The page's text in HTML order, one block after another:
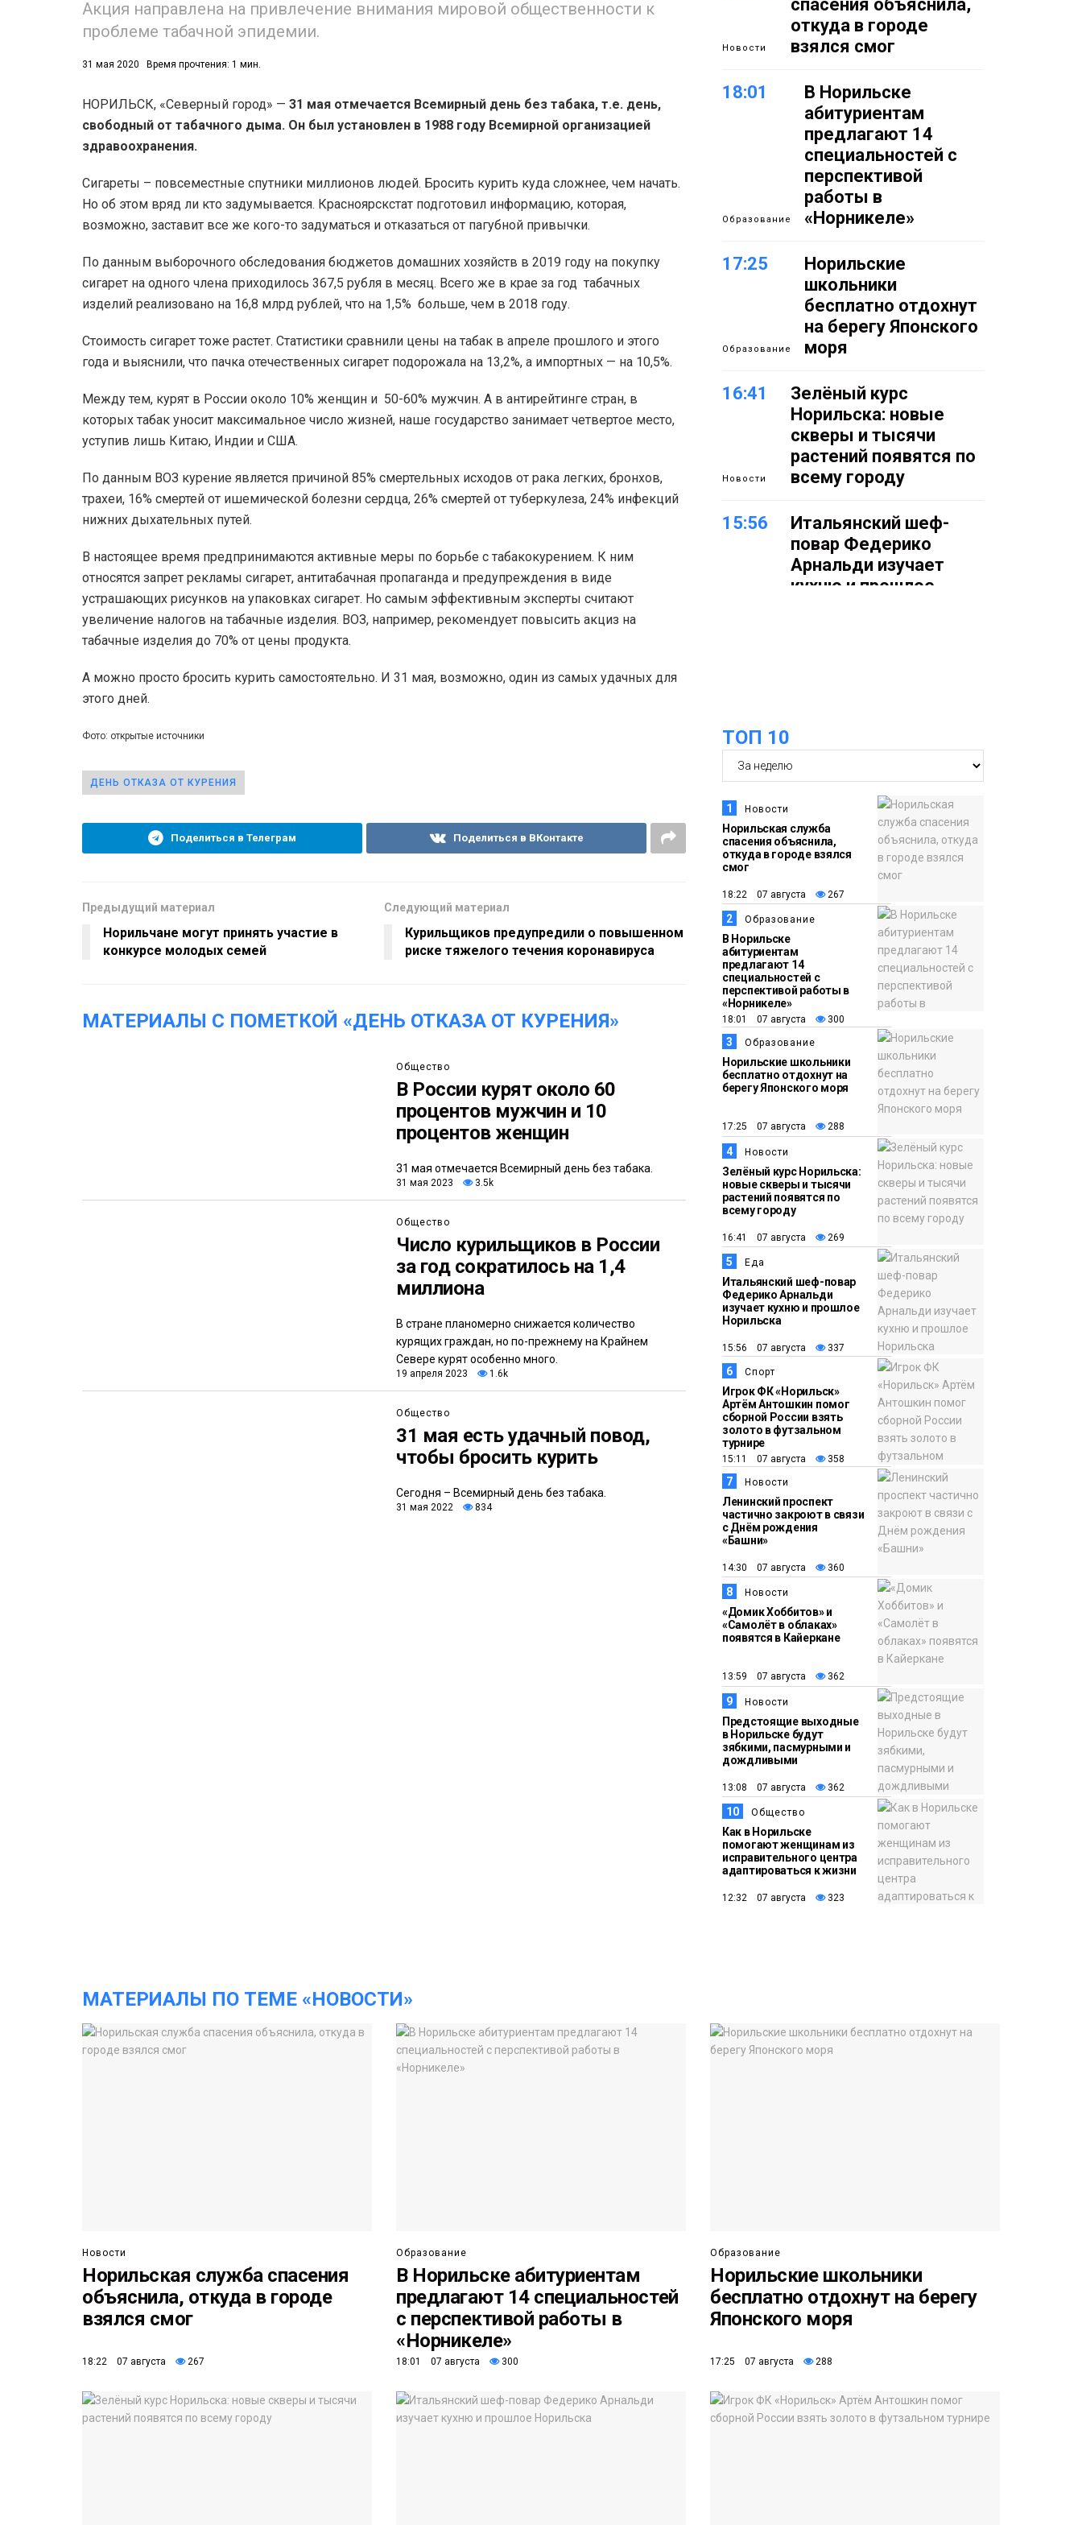
Акция направлена на привлечение внимания мировой общественности к
проблеме табачной эпидемии.
31 мая 2020 Время прочтения: 1 мин.
НОРИЛЬСК, «Северный город» — 31 мая отмечается Всемирный день без табака, т.е. день,
свободный от табачного дыма. Он был установлен в 1988 году Всемирной организацией
здравоохранения.
Сигареты – повсеместные спутники миллионов людей. Бросить курить куда сложнее, чем начать.
Но об этом вряд ли кто задумывается. Красноярскстат подготовил информацию, которая,
возможно, заставит все же кого-то задуматься и отказаться от пагубной привычки.
По данным выборочного обследования бюджетов домашних хозяйств в 2019 году на покупку
сигарет на одного члена приходилось 367,5 рубля в месяц. Всего же в крае за год табачных
изделий реализовано на 16,8 млрд рублей, что на 1,5% больше, чем в 2018 году.
Стоимость сигарет тоже растет. Статистики сравнили цены на табак в апреле прошлого и этого
года и выяснили, что пачка отечественных сигарет подорожала на 13,2%, а импортных — на 10,5%.
Между тем, курят в России около 10% женщин и 50-60% мужчин. А в антирейтинге стран, в
которых табак уносит максимальное число жизней, наше государство занимает четвертое место,
уступив лишь Китаю, Индии и США.
По данным ВОЗ курение является причиной 85% смертельных исходов от рака легких, бронхов,
трахеи, 16% смертей от ишемической болезни сердца, 26% смертей от туберкулеза, 24% инфекций
нижних дыхательных путей.
В настоящее время предпринимаются активные меры по борьбе с табакокурением. К ним
относятся запрет рекламы сигарет, антитабачная пропаганда и предупреждения в виде
устрашающих рисунков на упаковках сигарет. Но самым эффективным эксперты считают
увеличение налогов на табачные изделия. ВОЗ, например, рекомендует повысить акциз на
табачные изделия до 70% от цены продукта.
А можно просто бросить курить самостоятельно. И 31 мая, возможно, один из самых удачных для
этого дней.
Фото: открытые источники
ДЕНЬ ОТКАЗА ОТ КУРЕНИЯ
Поделиться в Телеграм Поделиться в ВКонтакте
Предыдущий материал
Норильчане могут принять участие в
конкурсе молодых семей
Следующий материал
Курильщиков предупредили о повышенном
риске тяжелого течения коронавируса
МАТЕРИАЛЫ С ПОМЕТКОЙ «ДЕНЬ ОТКАЗА ОТ КУРЕНИЯ»
Общество
В России курят около 60
процентов мужчин и 10
процентов женщин
31 мая отмечается Всемирный день без табака.
31 мая 2023 3.5k
Общество
Число курильщиков в России
за год сократилось на 1,4
миллиона
В стране планомерно снижается количество
курящих граждан, но по-прежнему на Крайнем
Севере курят особенно много.
19 апреля 2023 1.6k
Общество
31 мая есть удачный повод,
чтобы бросить курить
Сегодня – Всемирный день без табака.
31 мая 2022 834
Новости
спасения объяснила,
откуда в городе
взялся смог
18:01
Образование
В Норильске
абитуриентам
предлагают 14
специальностей с
перспективой
работы в
«Норникеле»
17:25
Образование
Норильские
школьники
бесплатно отдохнут
на берегу Японского
моря
16:41
Новости
Зелёный курс
Норильска: новые
скверы и тысячи
растений появятся по
всему городу
15:56
Итальянский шеф-
повар Федерико
Арнальди изучает
кухню и прошлое
Спорт
14:30
Новости
Ленинский проспект
частично закроют в
связи с Днём
рождения «Башни»
13:59
Новости
«Домик Хоббитов» и
«Самолёт в облаках»
появятся в Кайеркане
13:08
Новости
Предстоящие
выходные в
Норильске будут
зябкими, пасмурными
и дождливыми
Общество
Как в Норильске
помогают женщинам
из исправительного
центра
адаптироваться к
жизни
ТОП 10
1 Новости
Норильская служба
спасения объяснила,
откуда в городе взялся
смог
18:22 07 августа 267
2 Образование
В Норильске
абитуриентам
предлагают 14
специальностей с
перспективой работы в
«Норникеле»
18:01 07 августа 300
3 Образование
Норильские школьники
бесплатно отдохнут на
берегу Японского моря
17:25 07 августа 288
4 Новости
Зелёный курс Норильска:
новые скверы и тысячи
растений появятся по
всему городу
16:41 07 августа 269
5 Еда
Итальянский шеф-повар
Федерико Арнальди
изучает кухню и прошлое
Норильска
15:56 07 августа 337
6 Спорт
Игрок ФК «Норильск»
Артём Антошкин помог
сборной России взять
золото в футзальном
турнире
15:11 07 августа 358
7 Новости
Ленинский проспект
частично закроют в связи
с Днём рождения
«Башни»
14:30 07 августа 360
8 Новости
«Домик Хоббитов» и
«Самолёт в облаках»
появятся в Кайеркане
13:59 07 августа 362
9 Новости
Предстоящие выходные
в Норильске будут
зябкими, пасмурными и
дождливыми
13:08 07 августа 362
10 Общество
Как в Норильске
помогают женщинам из
исправительного центра
адаптироваться к жизни
12:32 07 августа 323
МАТЕРИАЛЫ ПО ТЕМЕ «НОВОСТИ»
Новости
Норильская служба спасения
объяснила, откуда в городе
взялся смог
18:22 07 августа 267
Образование
В Норильске абитуриентам
предлагают 14 специальностей
с перспективой работы в
«Норникеле»
18:01 07 августа 300
Образование
Норильские школьники
бесплатно отдохнут на берегу
Японского моря
17:25 07 августа 288